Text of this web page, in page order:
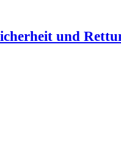
und